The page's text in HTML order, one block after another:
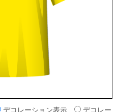
デコレーション表示 デコレー